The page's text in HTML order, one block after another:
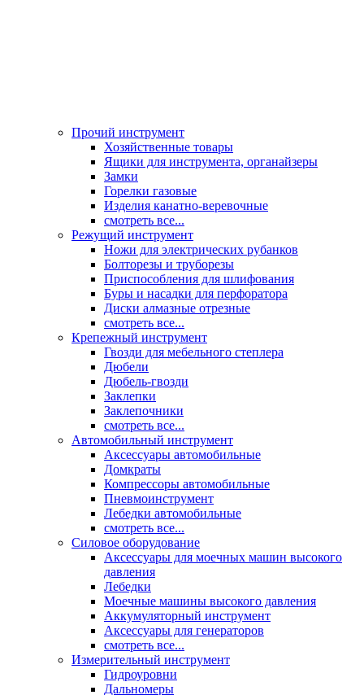
Прочий инструмент
Хозяйственные товары
Ящики для инструмента, органайзеры
Замки
Горелки газовые
Изделия канатно-веревочные
смотреть все...
Режущий инструмент
Ножи для электрических рубанков
Болторезы и труборезы
Приспособления для шлифования
Буры и насадки для перфоратора
Диски алмазные отрезные
смотреть все...
Крепежный инструмент
Гвозди для мебельного степлера
Дюбели
Дюбель-гвозди
Заклепки
Заклепочники
смотреть все...
Автомобильный инструмент
Аксессуары автомобильные
Домкраты
Компрессоры автомобильные
Пневмоинструмент
Лебедки автомобильные
смотреть все...
Силовое оборудование
Аксессуары для моечных машин высокого
давления
Лебедки
Моечные машины высокого давления
Аккумуляторный инструмент
Аксессуары для генераторов
смотреть все...
Измерительный инструмент
Гидроуровни
Дальномеры